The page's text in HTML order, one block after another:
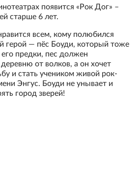
появится «Рок Дог» –
старше 6 лет.
всем, кому полюбился
герой — пёс Боуди, который тоже
его предки, пес должен
от волков, а он хочет
и стать учеником живой рок-
Энгус. Боуди не унывает и
город зверей!